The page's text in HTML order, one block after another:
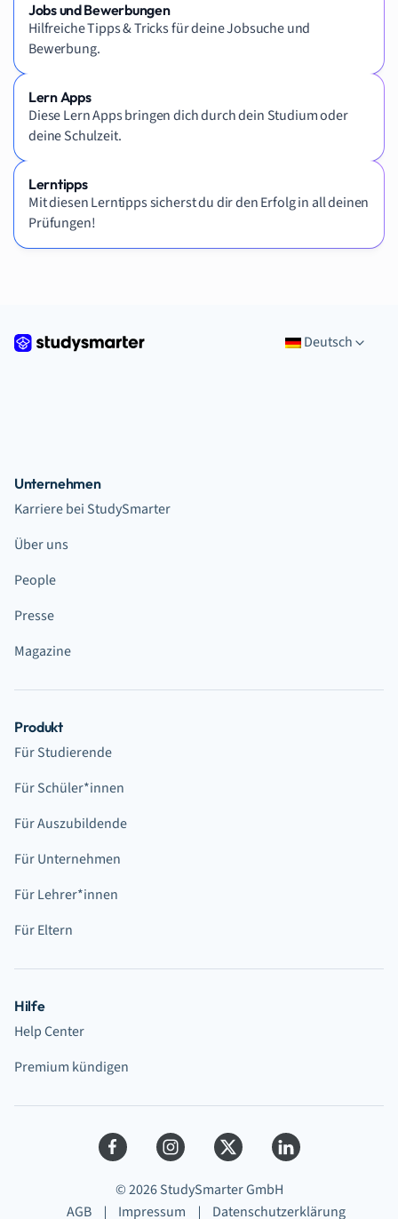
Jobs und Bewerbungen
Hilfreiche Tipps & Tricks für deine Jobsuche und
Bewerbung.
Lern Apps
Diese Lern Apps bringen dich durch dein Studium oder
deine Schulzeit.
Lerntipps
Mit diesen Lerntipps sicherst du dir den Erfolg in all deinen
Prüfungen!
Deutsch
Unternehmen
Karriere bei StudySmarter
Über uns
People
Presse
Magazine
Produkt
Für Studierende
Für Schüler*innen
Für Auszubildende
Für Unternehmen
Für Lehrer*innen
Für Eltern
Hilfe
Help Center
Premium kündigen
© 2026 StudySmarter GmbH
AGB
Impressum Datenschutzerklärung